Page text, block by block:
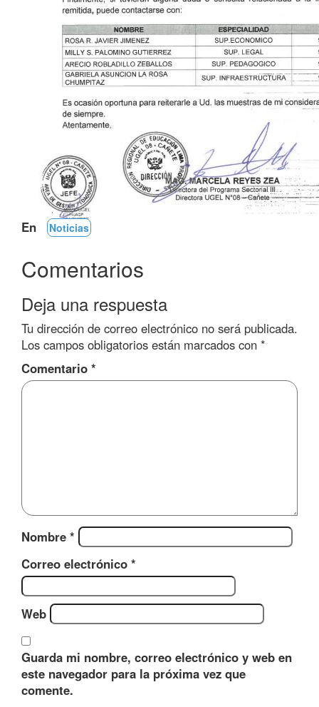
En Noticias
Comentarios
Deja una respuesta
Tu dirección de correo electrónico no será publicada.
Los campos obligatorios están marcados con *
Comentario *
Nombre *
Correo electrónico *
Web
Guarda mi nombre, correo electrónico y web en
este navegador para la próxima vez que
comente.